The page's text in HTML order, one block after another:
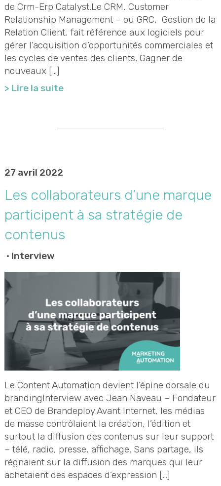
de Crm-Erp Catalyst.Le CRM, Customer
Relationship Management – ou GRC, Gestion de la
Relation Client, fait référence aux logiciels pour
gérer l’acquisition d’opportunités commerciales et
les cycles de ventes des clients. Gagner de
nouveaux […]
> Lire la suite
27 avril 2022
Les collaborateurs d’une marque
participent à sa stratégie de
contenus
• Interview
Le Content Automation devient l’épine dorsale du
brandingInterview avec Jean Naveau – Fondateur
et CEO de Brandeploy.Avant Internet, les médias
de masse contrôlaient la création, l’édition et
surtout la diffusion des contenus sur leur support
– télé, radio, presse, affichage. Sans partage, ils
régnaient sur la diffusion des marques qui leur
achetaient des espaces d’expression […]